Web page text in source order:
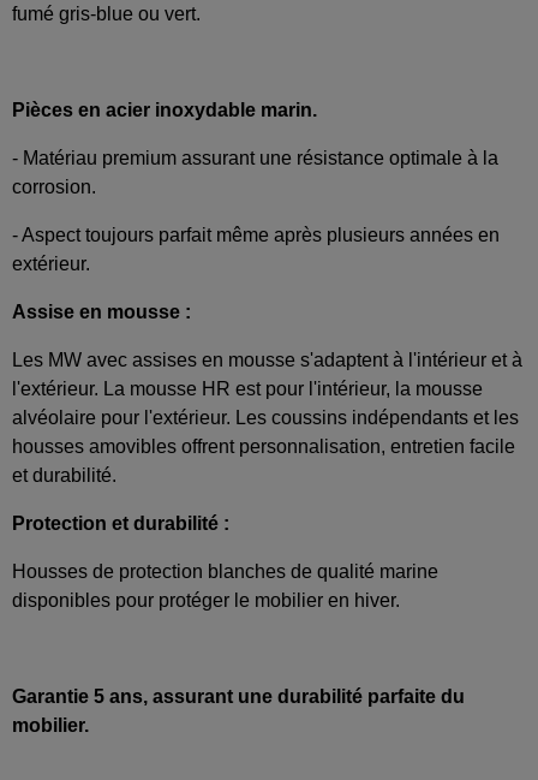
fumé gris-blue ou vert.
Pièces en acier inoxydable marin.
- Matériau premium assurant une résistance optimale à la
corrosion.
- Aspect toujours parfait même après plusieurs années en
extérieur.
Assise en mousse :
Les MW avec assises en mousse s'adaptent à l'intérieur et à
l'extérieur. La mousse HR est pour l'intérieur, la mousse
alvéolaire pour l'extérieur. Les coussins indépendants et les
housses amovibles offrent personnalisation, entretien facile
et durabilité.
Protection et durabilité :
Housses de protection blanches de qualité marine
disponibles pour protéger le mobilier en hiver.
Garantie 5 ans, assurant une durabilité parfaite du
mobilier.